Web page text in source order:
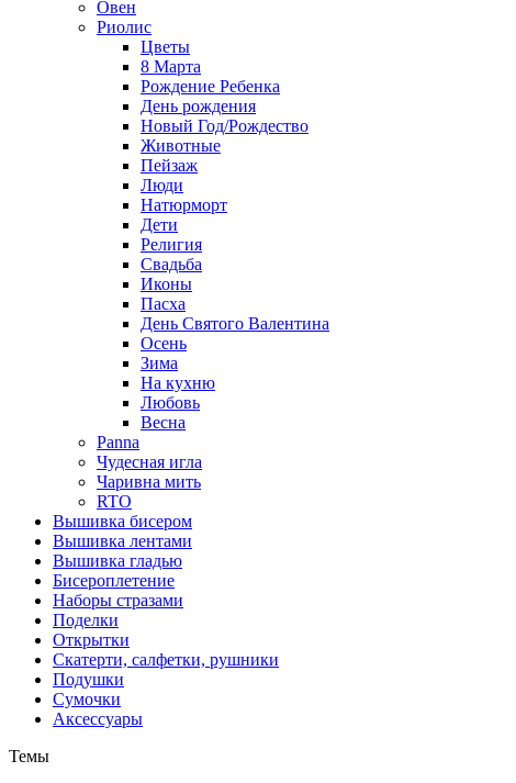
Овен
Риолис
Цветы
8 Марта
Рождение Ребенка
День рождения
Новый Год/Рождество
Животные
Пейзаж
Люди
Натюрморт
Дети
Религия
Свадьба
Иконы
Пасха
День Святого Валентина
Осень
Зима
На кухню
Любовь
Весна
Panna
Чудесная игла
Чаривна мить
RTO
Вышивка бисером
Вышивка лентами
Вышивка гладью
Бисероплетение
Наборы стразами
Поделки
Открытки
Скатерти, салфетки, рушники
Подушки
Сумочки
Аксессуары
Темы